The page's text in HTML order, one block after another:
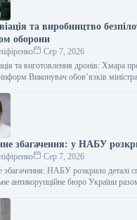
та виробництво
оборони
Сер 7, 2026
та виготовлення дронів: Хмара
Виконувач обов’язків
збагачення: у НАБУ
Сер 7, 2026
збагачення: НАБУ розкрило деталі
антикорупційне бюро України